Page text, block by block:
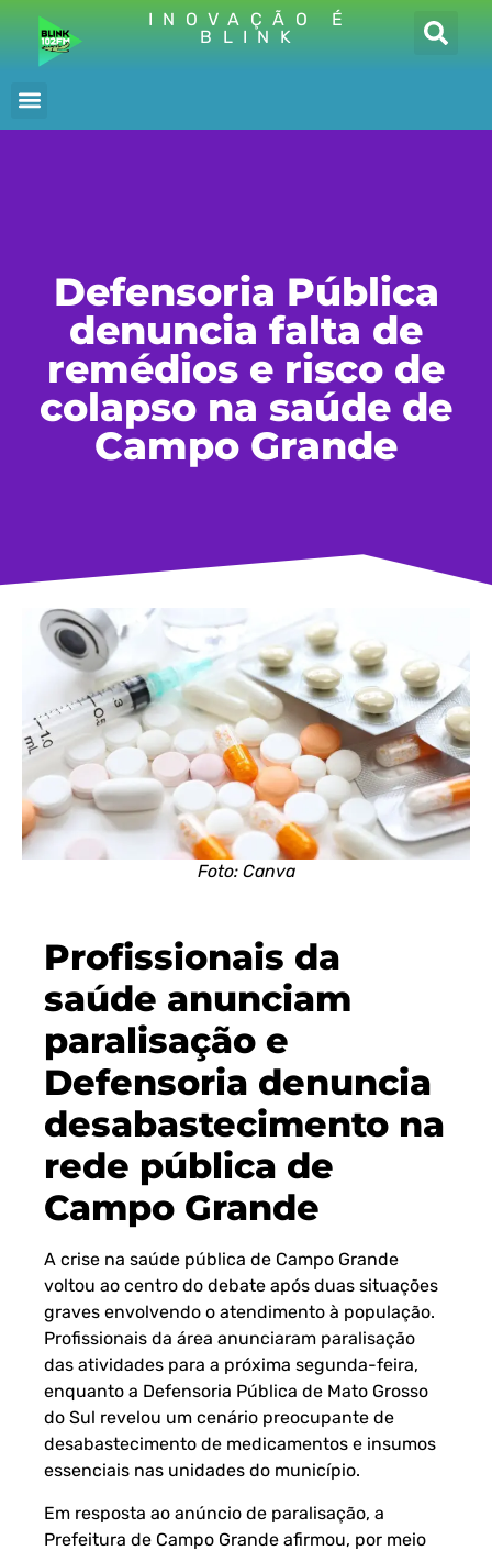
INOVAÇÃO É
BLINK
Defensoria Pública
denuncia falta de
remédios e risco de
colapso na saúde de
Campo Grande
Foto: Canva
Profissionais da
saúde anunciam
paralisação e
Defensoria denuncia
desabastecimento na
rede pública de
Campo Grande
A crise na saúde pública de Campo Grande
voltou ao centro do debate após duas situações
graves envolvendo o atendimento à população.
Profissionais da área anunciaram paralisação
das atividades para a próxima segunda-feira,
enquanto a Defensoria Pública de Mato Grosso
do Sul revelou um cenário preocupante de
desabastecimento de medicamentos e insumos
essenciais nas unidades do município.
Em resposta ao anúncio de paralisação, a
Prefeitura de Campo Grande afirmou, por meio